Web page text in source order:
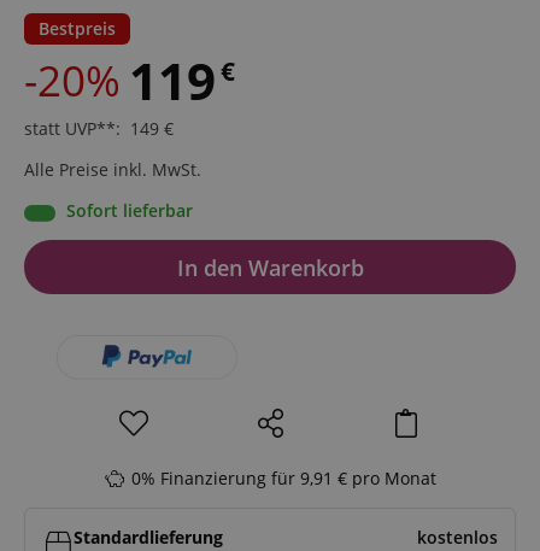
Bestpreis
-20% 119€
statt UVP**: 149 €
Alle Preise inkl. MwSt.
Sofort lieferbar
In den Warenkorb
0% Finanzierung für 9,91 € pro Monat
Standardlieferung
kostenlos